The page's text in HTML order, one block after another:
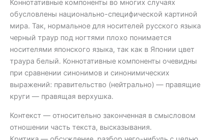
Коннотативные компоненты во многих случаях
обусловлены национально-специфической картиной
мира. Так, нормальное для носителей русского языка
черный траур под ногтями плохо понимается
носителями японского языка, так как в Японии цвет
траура белый. Коннотативные компоненты очевидны
при сравнении синонимов и синонимических
выражений: правительство (нейтрально) — правящие
круги — правящая верхушка.
Контекст — относительно законченная в смысловом
отношении часть текста, высказывания.